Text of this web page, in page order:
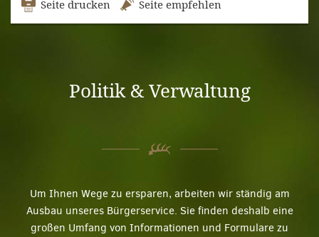
Seite drucken Seite empfehlen
Politik & Verwaltung
Um Ihnen Wege zu ersparen, arbeiten wir ständig am
Ausbau unseres Bürgerservice. Sie finden deshalb eine
großen Umfang von Informationen und Formulare zu